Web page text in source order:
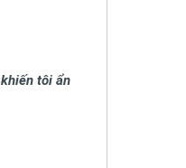
tôi ẩn